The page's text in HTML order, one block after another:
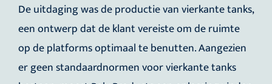
De uitdaging was de productie van vierkante tanks,
een ontwerp dat de klant vereiste om de ruimte
op de platforms optimaal te benutten. Aangezien
er geen standaardnormen voor vierkante tanks